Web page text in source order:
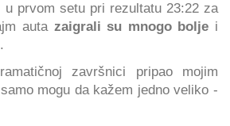
u prvom setu pri rezultatu 23:22 za
auta zaigrali su mnogo bolje i
završnici pripao mojim
mogu da kažem jedno veliko -